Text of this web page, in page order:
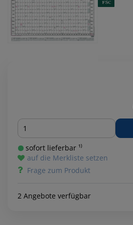
Menge
sofort lieferbar ¹⁾
auf die Merkliste setzen
Frage zum Produkt
2 Angebote verfügbar